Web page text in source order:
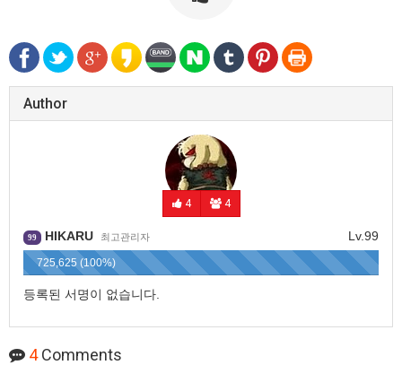
Author
4 4
Lv.99
99 HIKARU 최고관리자
725,625 (100%)
등록된 서명이 없습니다.
4Comments